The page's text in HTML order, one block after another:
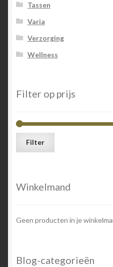
Tassen
Varia
Verzorging
Wellness
Filter op prijs
Filter
Winkelmand
Geen producten in je
Blog-categorieën